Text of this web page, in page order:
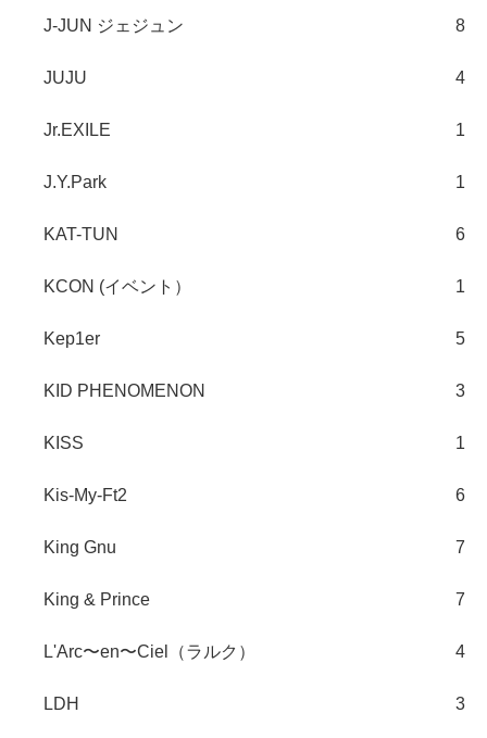
J-JUN ジェジュン 8
JUJU 4
Jr.EXILE 1
J.Y.Park 1
KAT-TUN 6
KCON (イベント） 1
Kep1er 5
KID PHENOMENON 3
KISS 1
Kis-My-Ft2 6
King Gnu 7
King & Prince 7
L'Arc〜en〜Ciel（ラルク） 4
LDH 3